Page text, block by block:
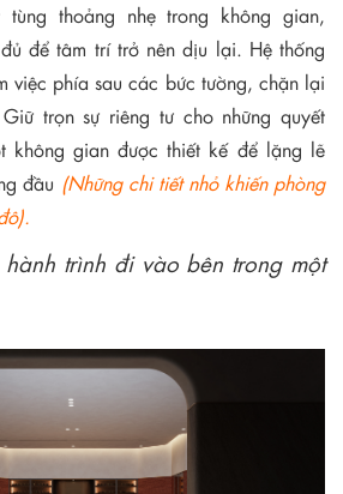
thoảng nhẹ trong không gian,
để tâm trí trở nên dịu lại. Hệ thống
việc phía sau các bức tường, chặn lại
trọn sự riêng tư cho những quyết
không gian được thiết kế để lặng lẽ
đầu (Những chi tiết nhỏ khiến phòng
trình đi vào bên trong một